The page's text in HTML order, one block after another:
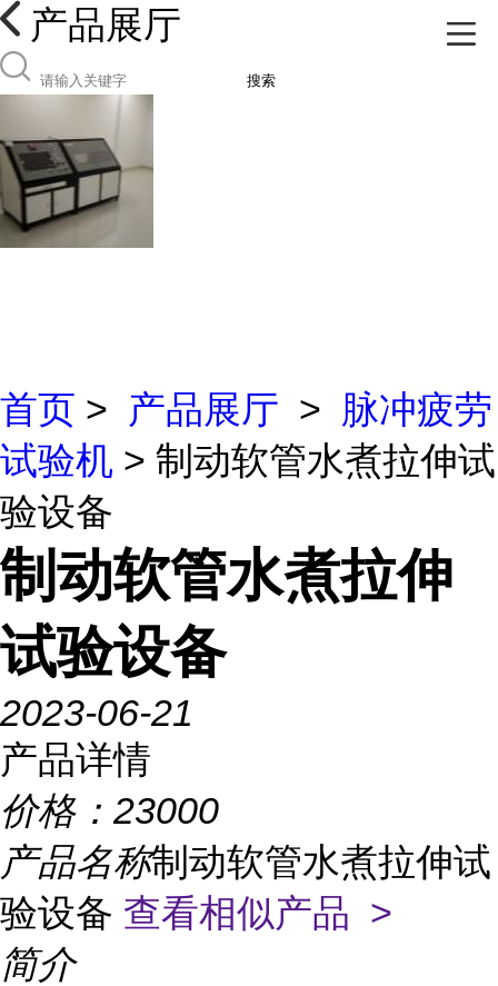
产品展厅
搜索
首页 > 产品展厅 > 脉冲疲劳
试验机 > 制动软管水煮拉伸试
验设备
制动软管水煮拉伸
试验设备
2023-06-21
产品详情
价格： 23000
产品名称制动软管水煮拉伸试
验设备 查看相似产品 >
简介